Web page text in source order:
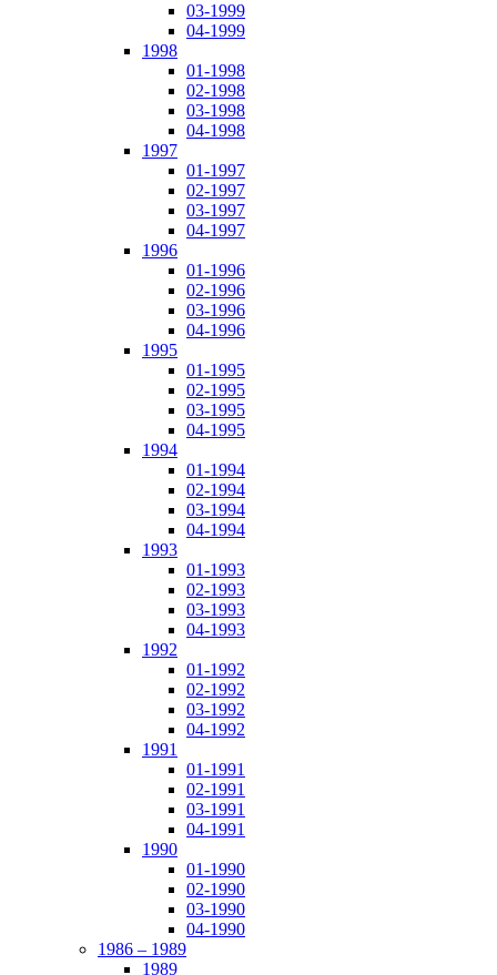
03-1999
04-1999
1998
01-1998
02-1998
03-1998
04-1998
1997
01-1997
02-1997
03-1997
04-1997
1996
01-1996
02-1996
03-1996
04-1996
1995
01-1995
02-1995
03-1995
04-1995
1994
01-1994
02-1994
03-1994
04-1994
1993
01-1993
02-1993
03-1993
04-1993
1992
01-1992
02-1992
03-1992
04-1992
1991
01-1991
02-1991
03-1991
04-1991
1990
01-1990
02-1990
03-1990
04-1990
1986 – 1989
1989